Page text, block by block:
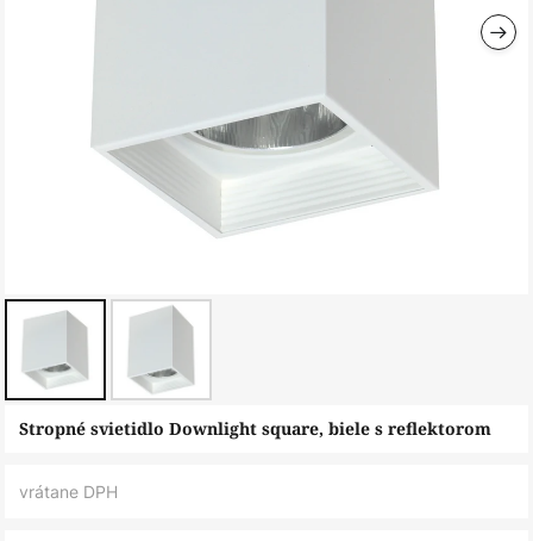
Preskočiť
Stropné svietidlo Downlight square, biele s reflektorom
vrátane DPH